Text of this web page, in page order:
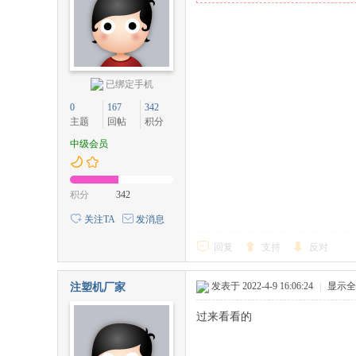
已绑定手机
0
主题
167
回帖
342
积分
中级会员
积分 342
关注TA 发消息
回复 支持 反对
注塑机厂家 发表于 2022-4-9 16:06:24 显示
过来看看的